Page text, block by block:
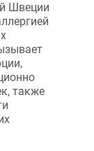
Швеции
также